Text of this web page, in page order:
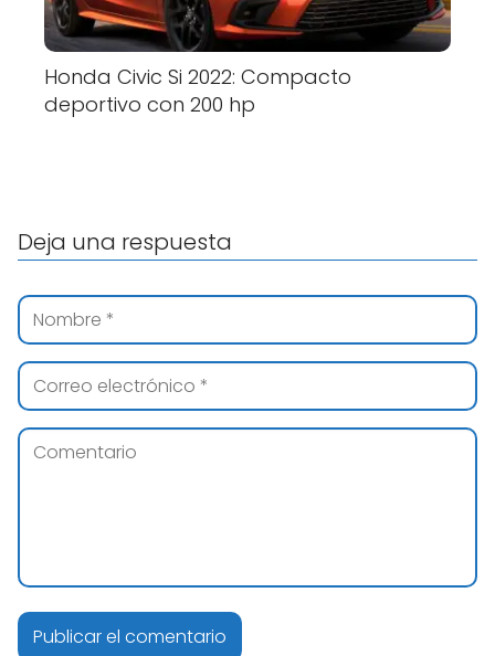
Honda Civic Si 2022: Compacto
deportivo con 200 hp
Deja una respuesta